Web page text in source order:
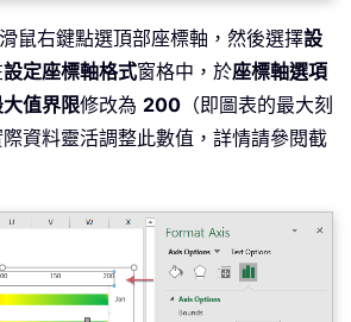
鼠右鍵點選頂部座標軸，然後選擇設
設定座標軸格式窗格中，於座標軸選項
值界限修改為 200 （即圖表的最大刻
資料靈活調整此數值，詳情請參閱截